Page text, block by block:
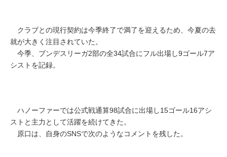
クラブとの現行契約は今季終了で満了を迎えるため、今夏の去
就が大きく注目されていた。
今季、ブンデスリーガ2部の全34試合にフル出場し9ゴール7ア
シストを記録。
ハノーファーでは公式戦通算98試合に出場し15ゴール16アシ
ストと主力として活躍を続けてきた。
原口は、自身のSNSで次のようなコメントを残した。